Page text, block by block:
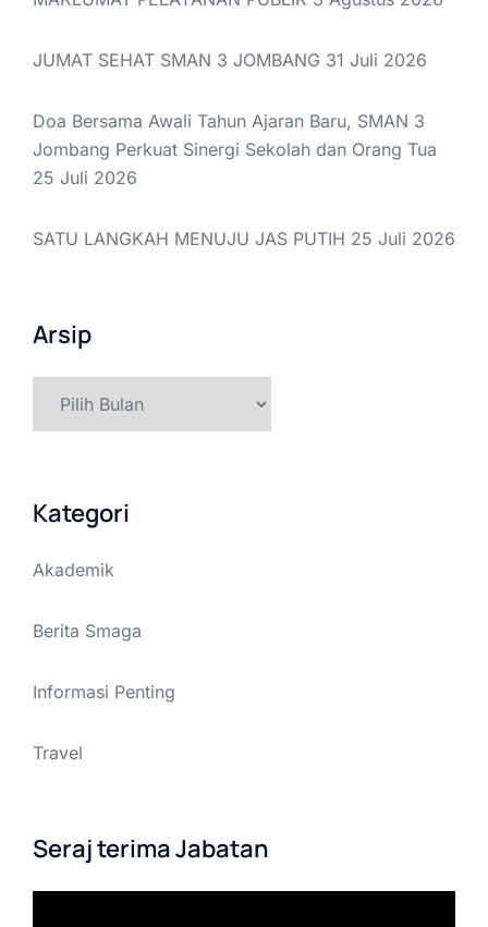
JUMAT SEHAT SMAN 3 JOMBANG 31 Juli 2026
Doa Bersama Awali Tahun Ajaran Baru, SMAN 3
Jombang Perkuat Sinergi Sekolah dan Orang Tua
25 Juli 2026
SATU LANGKAH MENUJU JAS PUTIH 25 Juli 2026
Arsip
Kategori
Akademik
Berita Smaga
Informasi Penting
Travel
Seraj terima Jabatan